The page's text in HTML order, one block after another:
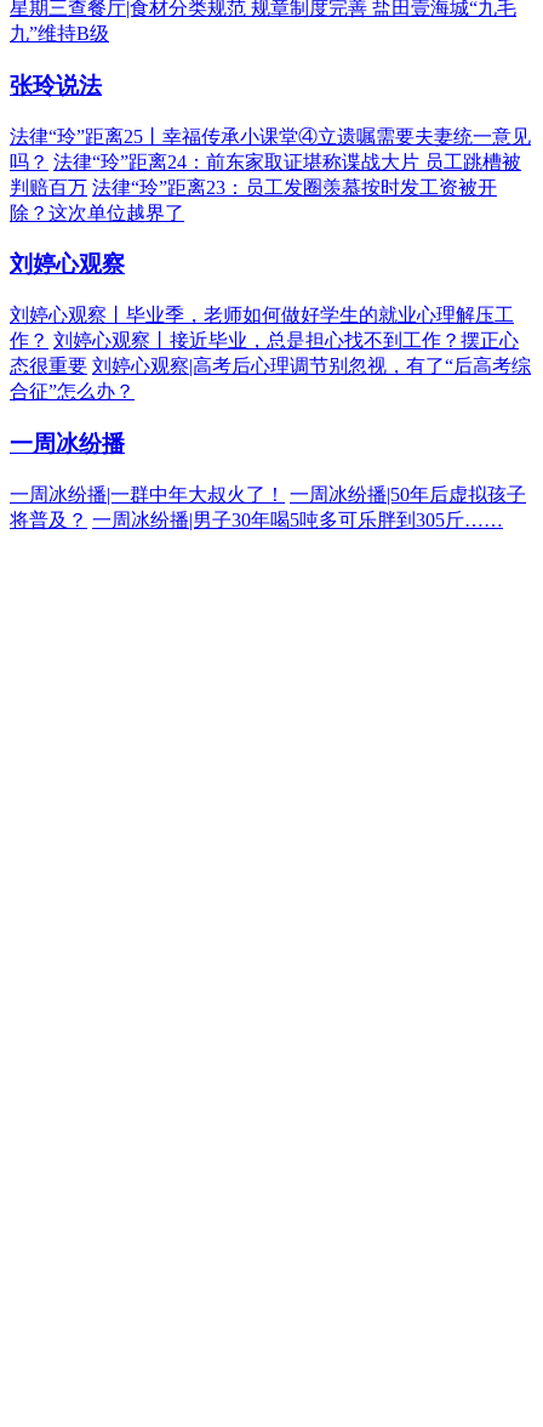
星期三查餐厅|食材分类规范 规章制度完善 盐田壹海城“九毛
九”维持B级
张玲说法
法律“玲”距离25丨幸福传承小课堂④立遗嘱需要夫妻统一意见
吗？ 法律“玲”距离24：前东家取证堪称谍战大片 员工跳槽被
判赔百万 法律“玲”距离23：员工发圈羡慕按时发工资被开
除？这次单位越界了
刘婷心观察
刘婷心观察丨毕业季，老师如何做好学生的就业心理解压工
作？ 刘婷心观察丨接近毕业，总是担心找不到工作？摆正心
态很重要 刘婷心观察|高考后心理调节别忽视，有了“后高考综
合征”怎么办？
一周冰纷播
一周冰纷播|一群中年大叔火了！
一周冰纷播|50年后虚拟孩子
将普及？ 一周冰纷播|男子30年喝5吨多可乐胖到305斤……